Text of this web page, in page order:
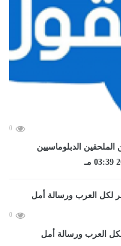
0
يلتقي أعضاء الدفعة ٥٩ من الملحقين الدبلوماسيين
0
العرب ورسالة أمل